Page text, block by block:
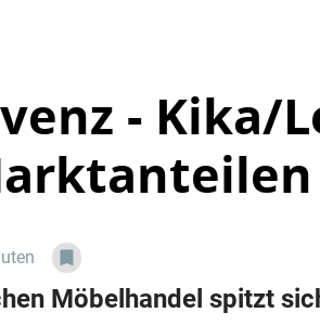
- Kika/
Möbelhandel spitzt